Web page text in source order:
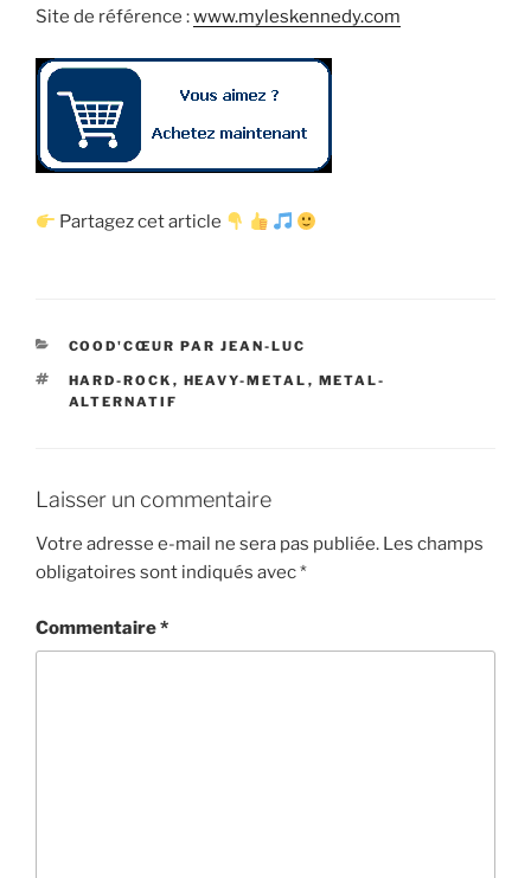
Site de référence :www.myleskennedy.com
Partagez cet article
CATÉGORIES
COOD'CŒUR PAR JEAN-LUC
ÉTIQUETTES
HARD-ROCK , HEAVY-METAL , METAL-
ALTERNATIF
Laisser un commentaire
Votre adresse e-mail ne sera pas publiée. Les champs
obligatoires sont indiqués avec*
Commentaire*